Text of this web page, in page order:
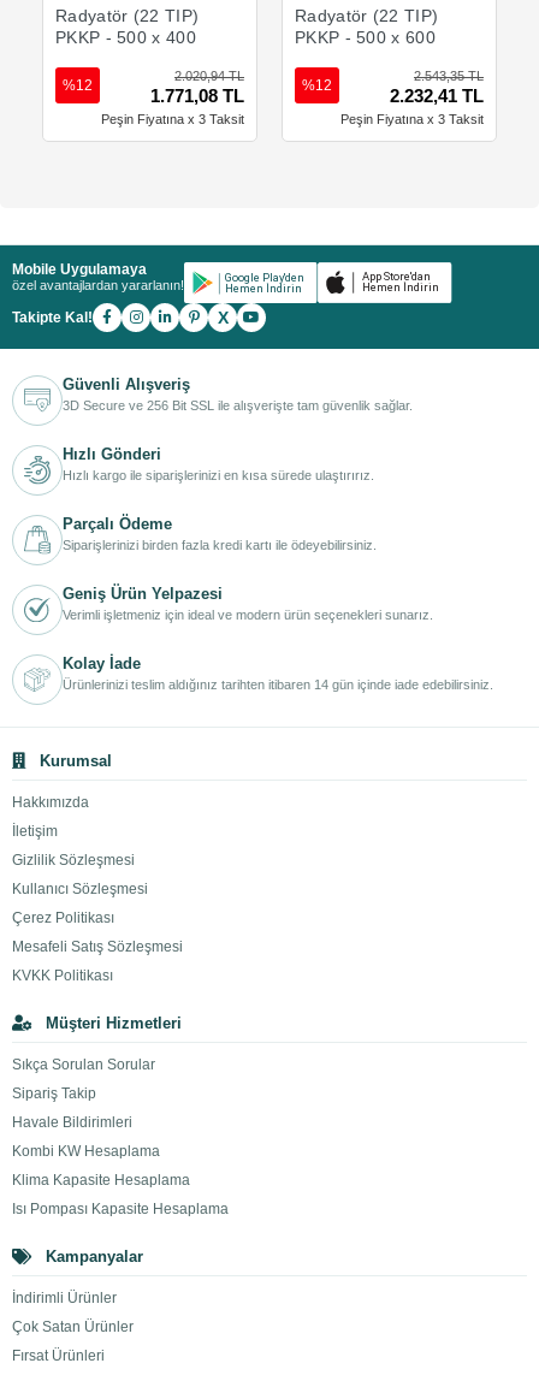
Radyatör (22 TIP)
PKKP - 500 x 400
2.020,94 TL
1.771,08 TL
%12
Peşin Fiyatına x 3 Taksit
Radyatör (22 TIP)
PKKP - 500 x 600
2.543,35 TL
2.232,41 TL
%12
Peşin Fiyatına x 3 Taksit
Mobile Uygulamaya
özel avantajlardan yararlanın!
Takipte Kal! X
Güvenli Alışveriş
3D Secure ve 256 Bit SSL ile alışverişte tam güvenlik sağlar.
Hızlı Gönderi
Hızlı kargo ile siparişlerinizi en kısa sürede ulaştırırız.
Parçalı Ödeme
Siparişlerinizi birden fazla kredi kartı ile ödeyebilirsiniz.
Geniş Ürün Yelpazesi
Verimli işletmeniz için ideal ve modern ürün seçenekleri sunarız.
Kolay İade
Ürünlerinizi teslim aldığınız tarihten itibaren 14 gün içinde iade edebilirsiniz.
Kurumsal
Hakkımızda
İletişim
Gizlilik Sözleşmesi
Kullanıcı Sözleşmesi
Çerez Politikası
Mesafeli Satış Sözleşmesi
KVKK Politikası
Müşteri Hizmetleri
Sıkça Sorulan Sorular
Sipariş Takip
Havale Bildirimleri
Kombi KW Hesaplama
Klima Kapasite Hesaplama
Isı Pompası Kapasite Hesaplama
Kampanyalar
İndirimli Ürünler
Çok Satan Ürünler
Fırsat Ürünleri